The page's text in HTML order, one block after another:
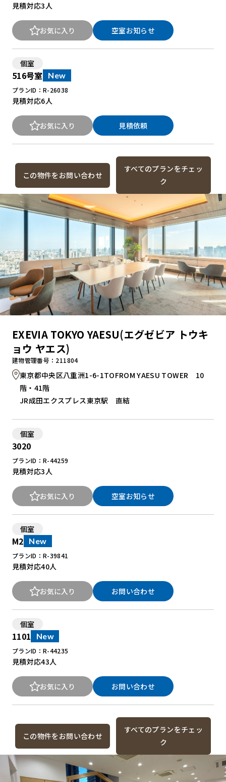
見積対応3人
お気に入り 空室お知らせ
個室
516号室 New
プランID：R-26038
見積対応6人
お気に入り 見積依頼
この物件をお問い合わせ
すべてのプランをチェッ
ク
EXEVIA TOKYO YAESU(エグゼビア トウキ
ョウ ヤエス)
建物管理番号：211804
東京都中央区八重洲1-6-1TOFROM YAESU TOWER 10
階・41階
JR成田エクスプレス東京駅 直結
個室
3020
プランID：R-44259
見積対応3人
お気に入り 空室お知らせ
個室
M2 New
プランID：R-39841
見積対応40人
お気に入り お問い合わせ
個室
1101 New
プランID：R-44235
見積対応43人
お気に入り お問い合わせ
この物件をお問い合わせ
すべてのプランをチェッ
ク